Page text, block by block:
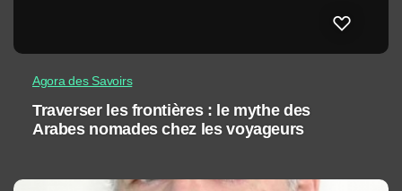
Agora des Savoirs
Traverser les frontières : le mythe des
Arabes nomades chez les voyageurs